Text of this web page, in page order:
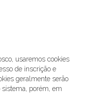
usaremos cookies
de inscrição e
geralmente serão
porém, em